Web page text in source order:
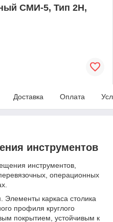
СМИ-5, Тип 2Н,
Доставка Оплата
инструментов
инструментов,
операционных
Элементы каркаса столика
профиля круглого
покрытием, устойчивым к